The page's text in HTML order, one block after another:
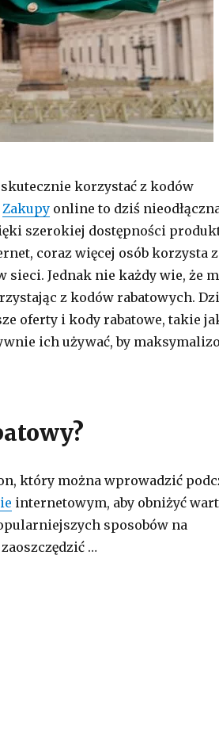
korzystać z kodów
Zakupyonline to dziś
szerokiej dostępności
coraz więcej osób korzysta z
Jednak nie każdy wie, że
z kodów rabatowych.
oferty i kody rabatowe, takie
ich używać, by
który można wprowadzić
internetowym, aby obniżyć
sposobów na
…